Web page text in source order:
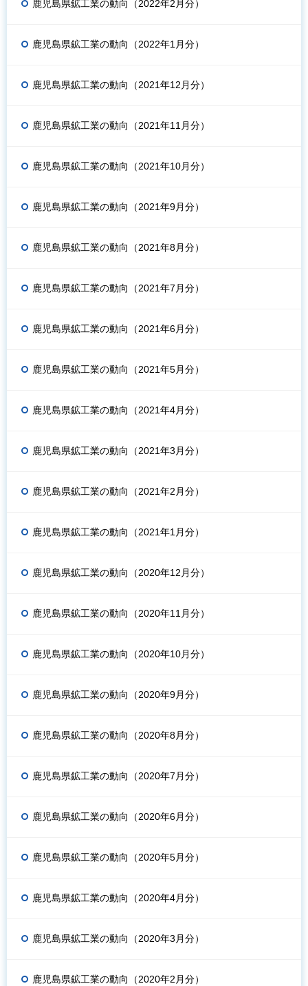
鹿児島県鉱工業の動向（2022年2月分）
鹿児島県鉱工業の動向（2022年1月分）
鹿児島県鉱工業の動向（2021年12月分）
鹿児島県鉱工業の動向（2021年11月分）
鹿児島県鉱工業の動向（2021年10月分）
鹿児島県鉱工業の動向（2021年9月分）
鹿児島県鉱工業の動向（2021年8月分）
鹿児島県鉱工業の動向（2021年7月分）
鹿児島県鉱工業の動向（2021年6月分）
鹿児島県鉱工業の動向（2021年5月分）
鹿児島県鉱工業の動向（2021年4月分）
鹿児島県鉱工業の動向（2021年3月分）
鹿児島県鉱工業の動向（2021年2月分）
鹿児島県鉱工業の動向（2021年1月分）
鹿児島県鉱工業の動向（2020年12月分）
鹿児島県鉱工業の動向（2020年11月分）
鹿児島県鉱工業の動向（2020年10月分）
鹿児島県鉱工業の動向（2020年9月分）
鹿児島県鉱工業の動向（2020年8月分）
鹿児島県鉱工業の動向（2020年7月分）
鹿児島県鉱工業の動向（2020年6月分）
鹿児島県鉱工業の動向（2020年5月分）
鹿児島県鉱工業の動向（2020年4月分）
鹿児島県鉱工業の動向（2020年3月分）
鹿児島県鉱工業の動向（2020年2月分）